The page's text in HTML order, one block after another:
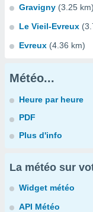
Gravigny (3.25 km)
Le Vieil-Evreux
Evreux (4.36 km)
Météo...
Heure par heure
PDF
Plus d'info
La météo sur
Widget météo
API Météo